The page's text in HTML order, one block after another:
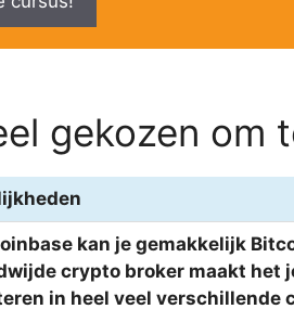
gekozen om
kan je gemakkelijk
crypto broker maakt het
in heel veel verschillende